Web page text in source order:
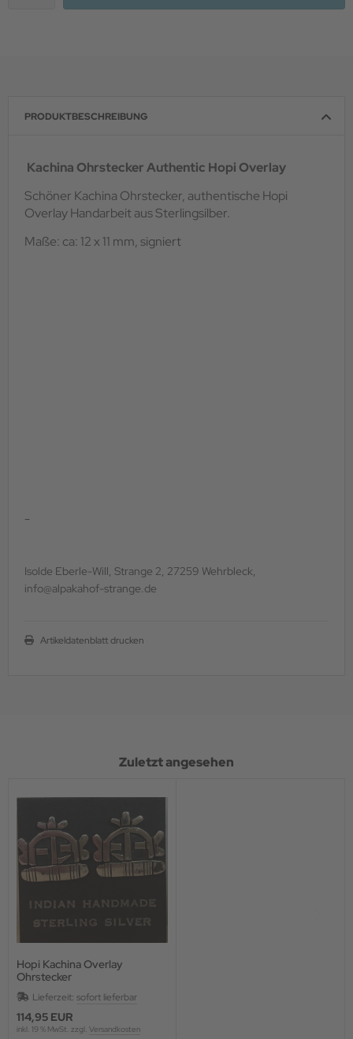
PRODUKTBESCHREIBUNG
Kachina Ohrstecker Authentic Hopi Overlay
Schöner Kachina Ohrstecker, authentische Hopi
Overlay Handarbeit aus Sterlingsilber.
Maße: ca: 12 x 11 mm, signiert
-
Isolde Eberle-Will, Strange 2, 27259 Wehrbleck,
info@alpakahof-strange.de
Artikeldatenblatt drucken
Zuletzt angesehen
Hopi Kachina Overlay
Ohrstecker
Lieferzeit: sofort lieferbar
114,95 EUR
inkl. 19 % MwSt. zzgl. Versandkosten